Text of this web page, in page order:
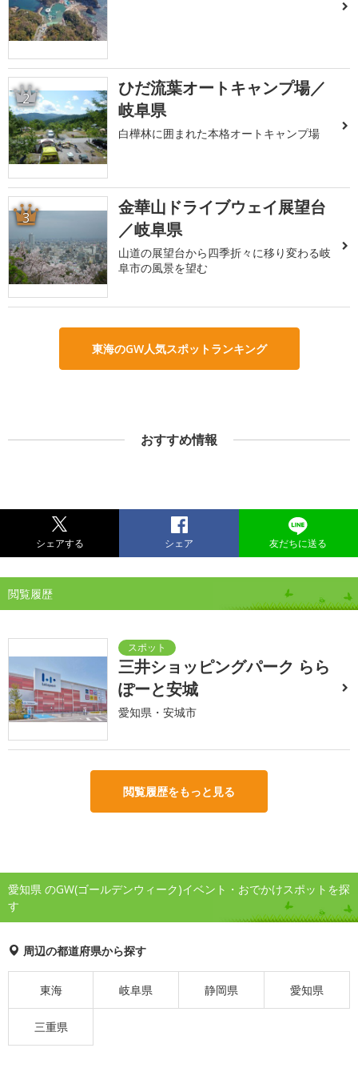
2
ひだ流葉オートキャンプ場／
岐阜県
白樺林に囲まれた本格オートキャンプ場
3
金華山ドライブウェイ展望台
／岐阜県
山道の展望台から四季折々に移り変わる岐
阜市の風景を望む
東海のGW人気スポットランキング
おすすめ情報
シェアする シェア 友だちに送る
閲覧履歴
三井ショッピングパーク らら
ぽーと安城
愛知県・安城市
閲覧履歴をもっと見る
愛知県 のGW(ゴールデンウィーク)イベント・おでかけスポットを探
す
周辺の都道府県から探す
東海 岐阜県 静岡県 愛知県
三重県